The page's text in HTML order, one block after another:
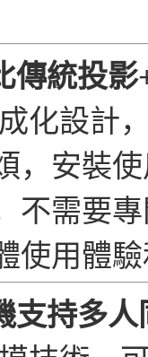
傳統投
化設計
，安裝
不需要
使用體
支持多